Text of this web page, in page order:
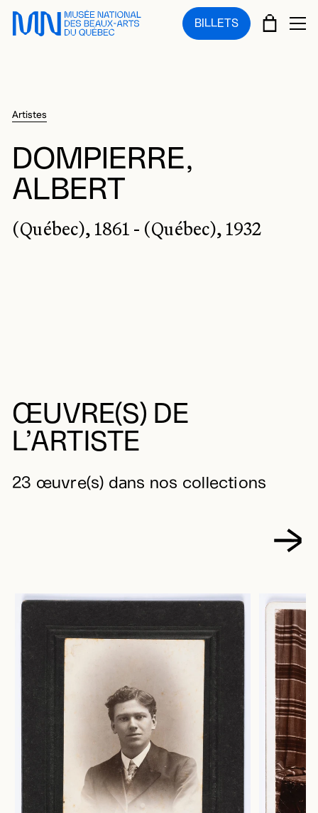
Sauter au menu principal
Sauter au contenu principal
Sauter au pied de page
BILLETS PANIER
Artistes
DOMPIERRE,
ALBERT
(Québec), 1861 - (Québec), 1932
ŒUVRE(S) DE
L’ARTISTE
23 œuvre(s) dans nos collections